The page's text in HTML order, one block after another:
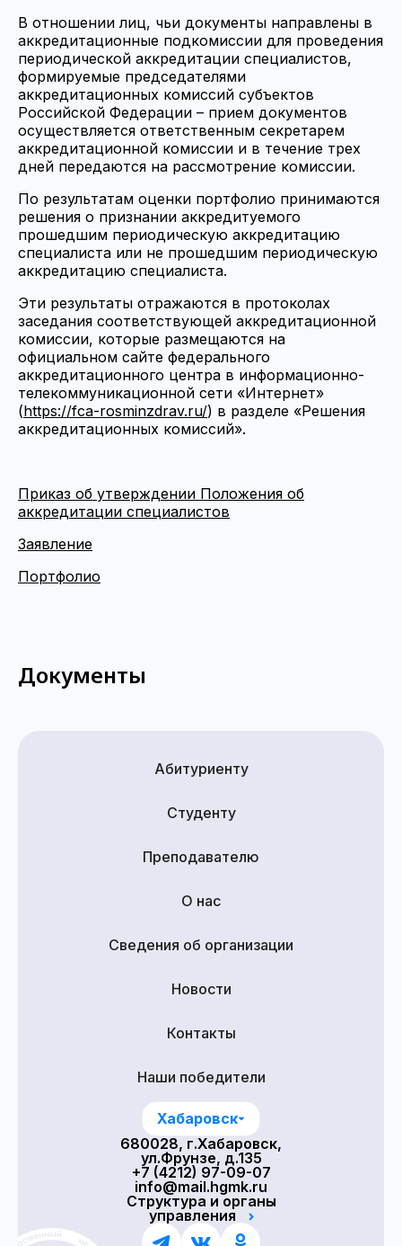
В отношении лиц, чьи документы направлены в
аккредитационные подкомиссии для проведения
периодической аккредитации специалистов,
формируемые председателями
аккредитационных комиссий субъектов
Российской Федерации – прием документов
осуществляется ответственным секретарем
аккредитационной комиссии и в течение трех
дней передаются на рассмотрение комиссии.
По результатам оценки портфолио принимаются
решения о признании аккредитуемого
прошедшим периодическую аккредитацию
специалиста или не прошедшим периодическую
аккредитацию специалиста.
Эти результаты отражаются в протоколах
заседания соответствующей аккредитационной
комиссии, которые размещаются на
официальном сайте федерального
аккредитационного центра в информационно-
телекоммуникационной сети «Интернет»
(https://fca-rosminzdrav.ru/) в разделе «Решения
аккредитационных комиссий».
Приказ об утверждении Положения об
аккредитации специалистов
Заявление
Портфолио
Документы
Абитуриенту
Студенту
Преподавателю
О нас
Сведения об организации
Новости
Контакты
Наши победители
Хабаровск
680028, г.Хабаровск,
ул.Фрунзе, д.135
+7 (4212) 97-09-07
info@mail.hgmk.ru
Структура и органы
управления